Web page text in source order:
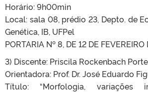
Horário: 9h00min
Local: sala 08, prédio 23, Depto. de
Genética, IB, UFPel
PORTARIA Nº 8, DE 12 DE FEVEREIRO
3) Discente: Priscila Rockenbach
Orientadora: Prof. Dr. José Eduardo
Título: “Morfologia, variações